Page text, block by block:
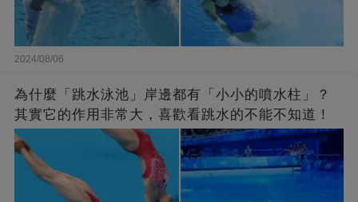
2024/08/06
為什麼「跳水泳池」岸邊都有「小小的噴水柱」？
其實它的作用非常大，喜歡看跳水的不能不知道！